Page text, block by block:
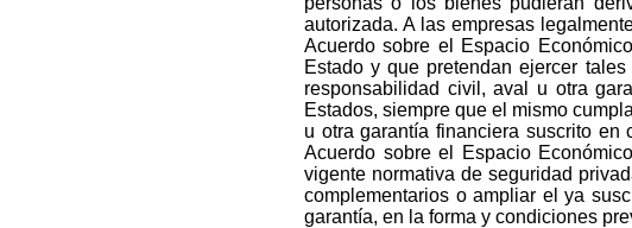
autorizada. A las empresas
Acuerdo sobre el Espacio
Estado y que pretendan ejercer
responsabilidad civil, aval u otra
Estados, siempre que el mismo
u otra garantía financiera suscrito
Acuerdo sobre el Espacio
vigente normativa de seguridad
complementarios o ampliar el ya
garantía, en la forma y condiciones